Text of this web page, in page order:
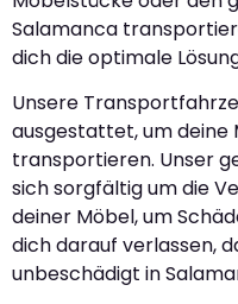
Salamanca
dich die optimale
Unsere
ausgestattet, um deine
transportieren. Unser
sich sorgfältig um die
deiner Möbel, um
dich darauf verlassen,
unbeschädigt in